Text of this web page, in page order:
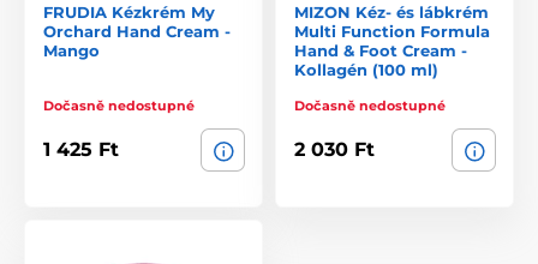
FRUDIA Kézkrém My
Orchard Hand Cream -
Mango
Dočasně nedostupné
1 425 Ft
MIZON Kéz- és lábkrém
Multi Function Formula
Hand & Foot Cream -
Kollagén (100 ml)
Dočasně nedostupné
2 030 Ft